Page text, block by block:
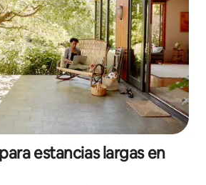
estancias largas en